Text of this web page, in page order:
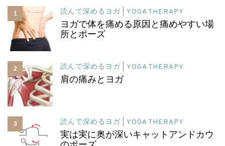
1 読んで深めるヨガ | YOGA THERAPY
ヨガで体を痛める原因と痛めやすい場
所とポーズ
2 読んで深めるヨガ | YOGA THERAPY
肩の痛みとヨガ
3 読んで深めるヨガ | YOGA THERAPY
実は実に奥が深いキャットアンドカウ